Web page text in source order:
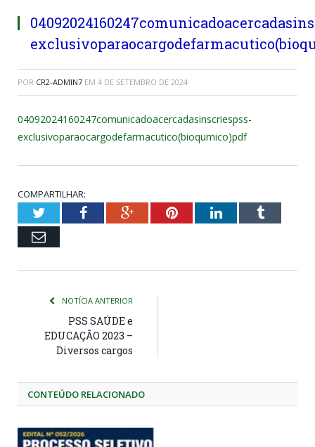
POR CR2-ADMIN7 EM 4 DE SETEMBRO DE 2024
04092024160247comunicadoacercadasinscriespss-
exclusivoparaocargodefarmacutico(bioqumico)pdf
COMPARTILHAR:
TwitterFacebookGoogle+PinterestLinkedInTumblr
Email
NOTÍCIA ANTERIOR
PSS SAÚDE e
EDUCAÇÃO 2023 –
Diversos cargos
CONTEÚDO RELACIONADO